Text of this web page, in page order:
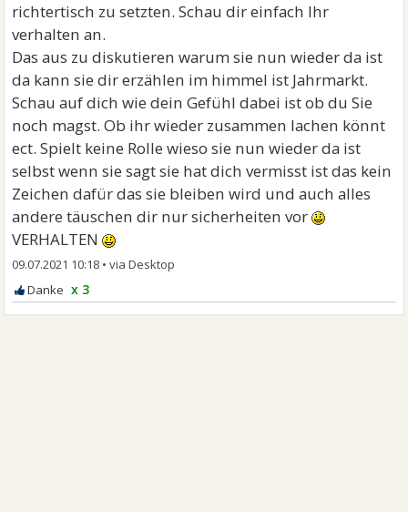
richtertisch zu setzten. Schau dir einfach Ihr
verhalten an.
Das aus zu diskutieren warum sie nun wieder da ist
da kann sie dir erzählen im himmel ist Jahrmarkt.
Schau auf dich wie dein Gefühl dabei ist ob du Sie
noch magst. Ob ihr wieder zusammen lachen könnt
ect. Spielt keine Rolle wieso sie nun wieder da ist
selbst wenn sie sagt sie hat dich vermisst ist das kein
Zeichen dafür das sie bleiben wird und auch alles
andere täuschen dir nur sicherheiten vor
VERHALTEN
09.07.2021 10:18 •
x 3